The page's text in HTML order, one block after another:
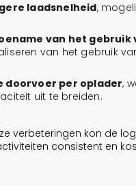
laadsnelheid,
van het
van het gebruik
doorvoer per oplader,
uit te breiden.
verbeteringen kon de
consistent en